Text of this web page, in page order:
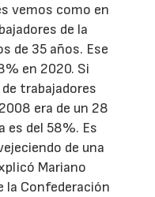
vemos como en
de la
de 35 años. Ese
en 2020. Si
trabajadores
era de un 28
es del 58%. Es
de una
Mariano
la Confederación